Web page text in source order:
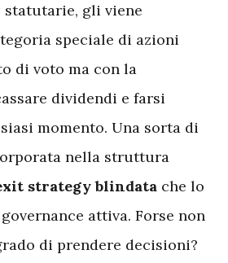
statutarie, gli viene
speciale di azioni
di voto ma con la
dividendi e farsi
momento. Una sorta di
nella struttura
strategy blindata che lo
attiva. Forse non
di prendere decisioni?